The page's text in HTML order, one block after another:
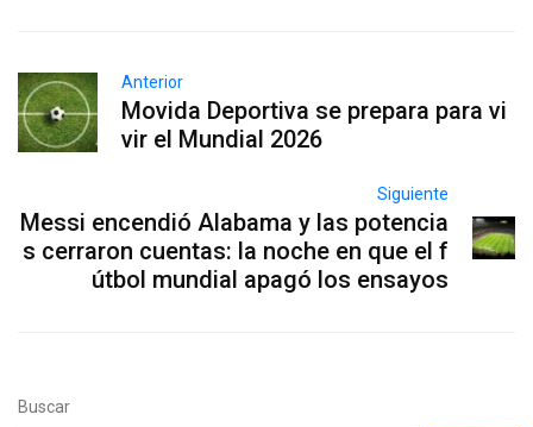
Anterior
Movida Deportiva se prepara para vi
vir el Mundial 2026
Siguiente
Messi encendió Alabama y las potencia
s cerraron cuentas: la noche en que el f
útbol mundial apagó los ensayos
Buscar